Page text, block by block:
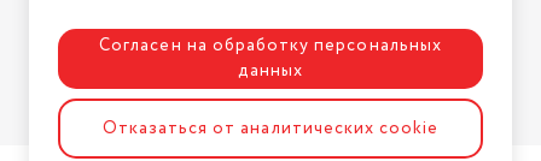
Разработка сайтаASTDESIGN
Согласен на обработку персональных
данных
Отказаться от аналитических cookie